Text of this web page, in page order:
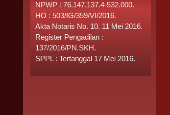
NPWP : 76.147.137.4-532.000.
HO : 503/IG/359/VI/2016.
Akta Notaris No. 10. 11 Mei 2016.
Register Pengadilan :
137/2016/PN.SKH.
SPPL : Tertanggal 17 Mei 2016.